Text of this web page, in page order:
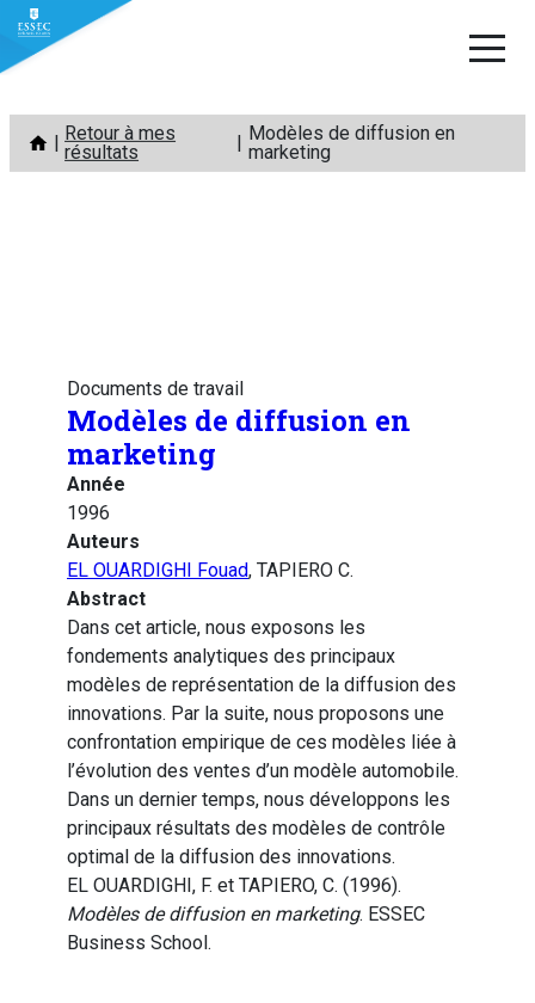
Aller
contenu
Retour à mes
résultats
Modèles de diffusion en
marketing
Documents de travail
Modèles de diffusion en
marketing
Année
1996
Auteurs
EL OUARDIGHI Fouad, TAPIERO C.
Abstract
Dans cet article, nous exposons les
fondements analytiques des principaux
modèles de représentation de la diffusion des
innovations. Par la suite, nous proposons une
confrontation empirique de ces modèles liée à
l’évolution des ventes d’un modèle automobile.
Dans un dernier temps, nous développons les
principaux résultats des modèles de contrôle
optimal de la diffusion des innovations.
EL OUARDIGHI, F. et TAPIERO, C. (1996).
Modèles de diffusion en marketing. ESSEC
Business School.